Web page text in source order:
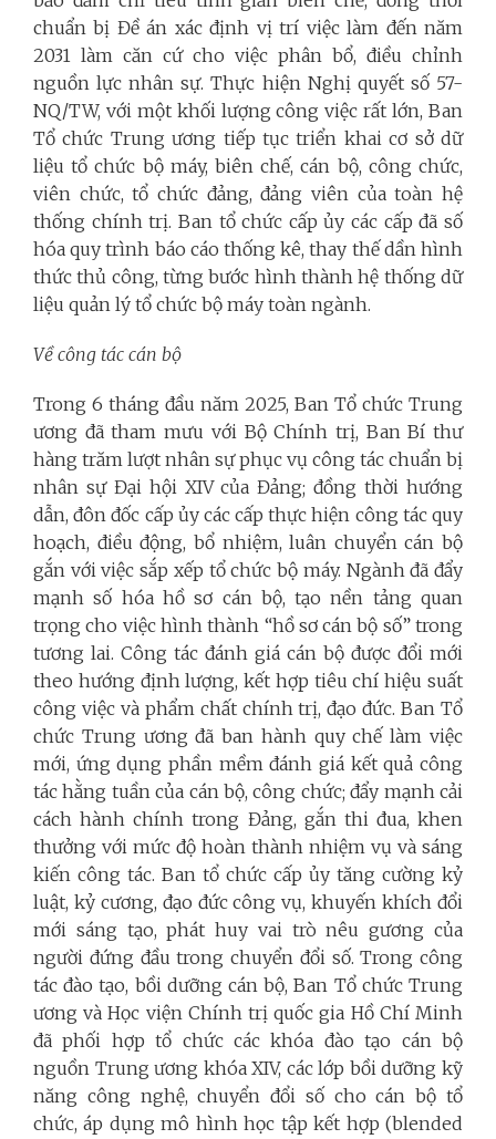
chuẩn bị Đề án xác định vị trí việc làm đến năm
2031 làm căn cứ cho việc phân bổ, điều chỉnh
nguồn lực nhân sự. Thực hiện Nghị quyết số 57-
NQ/TW, với một khối lượng công việc rất lớn, Ban
Tổ chức Trung ương tiếp tục triển khai cơ sở dữ
liệu tổ chức bộ máy, biên chế, cán bộ, công chức,
viên chức, tổ chức đảng, đảng viên của toàn hệ
thống chính trị. Ban tổ chức cấp ủy các cấp đã số
hóa quy trình báo cáo thống kê, thay thế dần hình
thức thủ công, từng bước hình thành hệ thống dữ
liệu quản lý tổ chức bộ máy toàn ngành.
Về công tác cán bộ
Trong 6 tháng đầu năm 2025, Ban Tổ chức Trung
ương đã tham mưu với Bộ Chính trị, Ban Bí thư
hàng trăm lượt nhân sự phục vụ công tác chuẩn bị
nhân sự Đại hội XIV của Đảng; đồng thời hướng
dẫn, đôn đốc cấp ủy các cấp thực hiện công tác quy
hoạch, điều động, bổ nhiệm, luân chuyển cán bộ
gắn với việc sắp xếp tổ chức bộ máy. Ngành đã đẩy
mạnh số hóa hồ sơ cán bộ, tạo nền tảng quan
trọng cho việc hình thành “hồ sơ cán bộ số” trong
tương lai. Công tác đánh giá cán bộ được đổi mới
theo hướng định lượng, kết hợp tiêu chí hiệu suất
công việc và phẩm chất chính trị, đạo đức. Ban Tổ
chức Trung ương đã ban hành quy chế làm việc
mới, ứng dụng phần mềm đánh giá kết quả công
tác hằng tuần của cán bộ, công chức; đẩy mạnh cải
cách hành chính trong Đảng, gắn thi đua, khen
thưởng với mức độ hoàn thành nhiệm vụ và sáng
kiến công tác. Ban tổ chức cấp ủy tăng cường kỷ
luật, kỷ cương, đạo đức công vụ, khuyến khích đổi
mới sáng tạo, phát huy vai trò nêu gương của
người đứng đầu trong chuyển đổi số. Trong công
tác đào tạo, bồi dưỡng cán bộ, Ban Tổ chức Trung
ương và Học viện Chính trị quốc gia Hồ Chí Minh
đã phối hợp tổ chức các khóa đào tạo cán bộ
nguồn Trung ương khóa XIV, các lớp bồi dưỡng kỹ
năng công nghệ, chuyển đổi số cho cán bộ tổ
chức, áp dụng mô hình học tập kết hợp (blended